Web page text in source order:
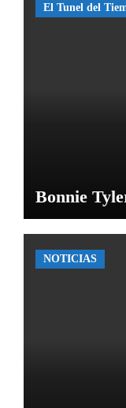
El Tunel del
Bonnie
NOTICIAS